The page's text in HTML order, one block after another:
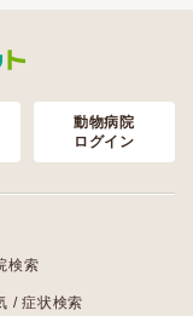
動物病院
ログイン
検索
/ 症状検索